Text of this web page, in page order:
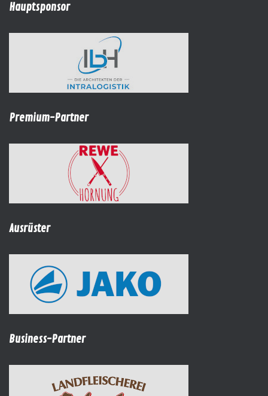
Hauptsponsor
Premium-Partner
Ausrüster
Business-Partner